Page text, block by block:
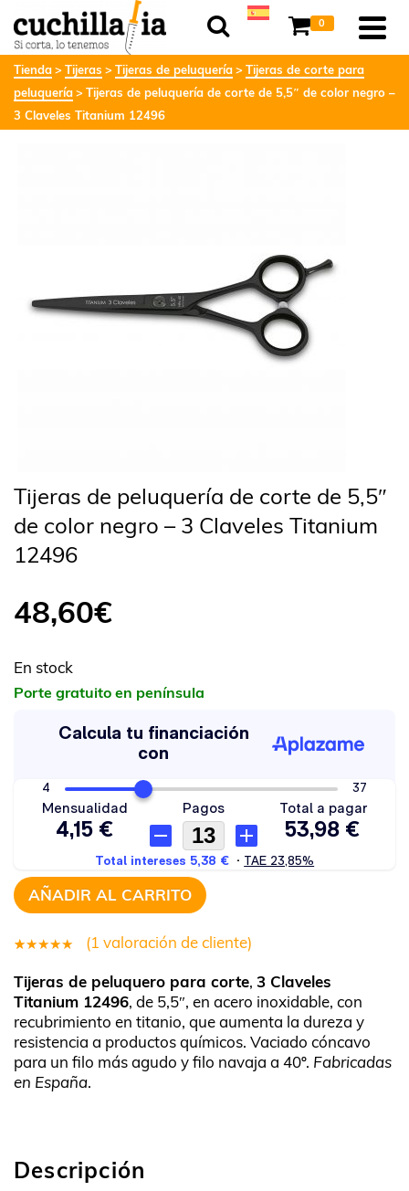
0
Tienda Tijeras Tijeras de peluquería
Tijeras de corte para
peluquería
Tijeras de peluquería de corte de 5,5″ de color negro –
3 Claveles Titanium 12496
Tijeras de peluquería de corte de 5,5″
de color negro – 3 Claveles Titanium
12496
48,60€
En stock
Porte gratuito en península
AÑADIR AL CARRITO
5.00sobre
5 basado
en
puntuación
de cliente
(1 valoración de cliente)
Tijeras de peluquero para corte, 3 Claveles
Titanium 12496, de 5,5″, en acero inoxidable, con
recubrimiento en titanio, que aumenta la dureza y
resistencia a productos químicos. Vaciado cóncavo
para un filo más agudo y filo navaja a 40º. Fabricadas
en España.
Descripción